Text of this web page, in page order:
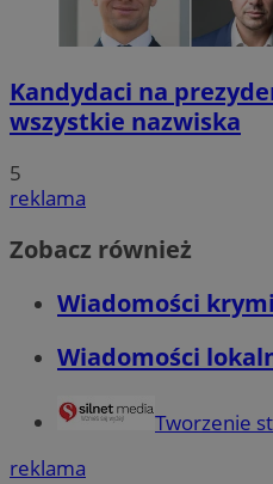
Kandydaci na
wszystkie nazwiska
5
reklama
Zobacz również
Wiadomości
Wiadomości
Tworzenie
reklama